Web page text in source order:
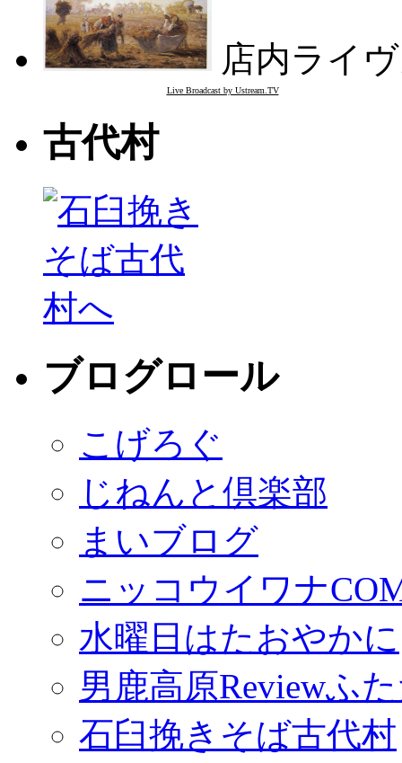
店内ライ
Live Broadcast by Ustream.TV
古代村
ブログロール
こげろぐ
じねんと倶楽部
まいブログ
ニッコウイワナ
水曜日はたおやかに
男鹿高原Reviewふ
石臼挽きそば古代村